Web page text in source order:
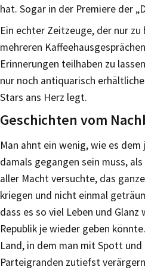
hat. Sogar in der Premiere der
Ein echter Zeitzeuge, der nur
mehreren
Erinnerungen teilhaben zu
nur noch antiquarisch
Stars ans Herz legt.
Geschichten vom
Man ahnt ein wenig, wie es
damals gegangen sein muss,
aller Macht versuchte, das
kriegen und nicht einmal
dass es so viel Leben und
Republik je wieder geben
Land, in dem man mit Spott
Parteigranden zutiefst